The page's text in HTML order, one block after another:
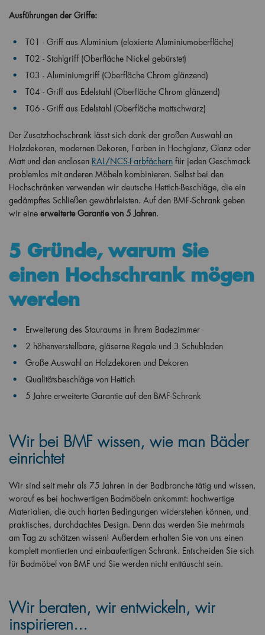
Ausführungen der Griffe:
T01 - Griff aus Aluminium (eloxierte Aluminiumoberfläche)
T02 - Stahlgriff (Oberfläche Nickel gebürstet)
T03 - Aluminiumgriff (Oberfläche Chrom glänzend)
T04 - Griff aus Edelstahl (Oberfläche Chrom glänzend)
T06 - Griff aus Edelstahl (Oberfläche mattschwarz)
Der Zusatzhochschrank lässt sich dank der großen Auswahl an
Holzdekoren, modernen Dekoren, Farben in Hochglanz, Glanz oder
Matt und den endlosen RAL/NCS-Farbfächern für jeden Geschmack
problemlos mit anderen Möbeln kombinieren. Selbst bei den
Hochschränken verwenden wir deutsche Hettich-Beschläge, die ein
gedämpftes Schließen gewährleisten. Auf den BMF-Schrank geben
wir eine erweiterte Garantie von 5 Jahren.
5 Gründe, warum Sie
einen Hochschrank mögen
werden
Erweiterung des Stauraums in Ihrem Badezimmer
2 höhenverstellbare, gläserne Regale und 3 Schubladen
Große Auswahl an Holzdekoren und Dekoren
Qualitätsbeschläge von Hettich
5 Jahre erweiterte Garantie auf den BMF-Schrank
Wir bei BMF wissen, wie man Bäder
einrichtet
Wir sind seit mehr als 75 Jahren in der Badbranche tätig und wissen,
worauf es bei hochwertigen Badmöbeln ankommt: hochwertige
Materialien, die auch harten Bedingungen widerstehen können, und
praktisches, durchdachtes Design. Denn das werden Sie mehrmals
am Tag zu schätzen wissen! Außerdem erhalten Sie von uns einen
komplett montierten und einbaufertigen Schrank. Entscheiden Sie sich
für Badmöbel von BMF und Sie werden nicht enttäuscht sein.
Wir beraten, wir entwickeln, wir
inspirieren...